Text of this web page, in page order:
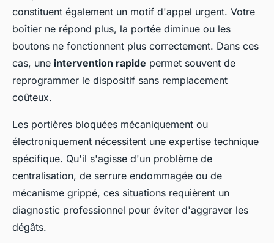
constituent également un motif d'appel urgent. Votre
boîtier ne répond plus, la portée diminue ou les
boutons ne fonctionnent plus correctement. Dans ces
cas, une intervention rapide permet souvent de
reprogrammer le dispositif sans remplacement
coûteux.
Les portières bloquées mécaniquement ou
électroniquement nécessitent une expertise technique
spécifique. Qu'il s'agisse d'un problème de
centralisation, de serrure endommagée ou de
mécanisme grippé, ces situations requièrent un
diagnostic professionnel pour éviter d'aggraver les
dégâts.